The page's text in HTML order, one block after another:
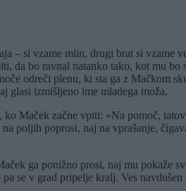
si vzame mlin, drugi brat si vzame
bo ravnal natanko tako, kot mu bo
odreči plenu, ki sta ga z Mačkom
glasi izmišljeno ime mladega moža.
Maček začne vpiti: »Na pomoč,
poljih poprosi, naj na vprašanje,
ga ponižno prosi, naj mu pokaže
se v grad pripelje kralj. Ves